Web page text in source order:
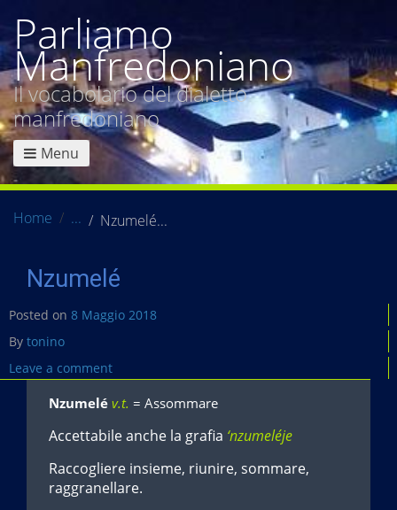
Parliamo
Manfredoniano
Il vocabolario del dialetto
manfredoniano
Menu
Home Nzumelé
Nzumelé
Posted on 8 Maggio 2018
By tonino
Leave a comment
Nzumelé v.t. = Assommare
Accettabile anche la grafia ‘nzumeléje
Raccogliere insieme, riunire, sommare,
raggranellare.